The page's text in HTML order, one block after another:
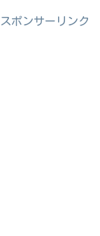
スポンサーリンク